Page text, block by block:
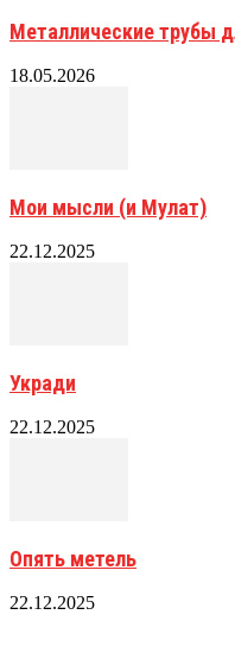
Металлические трубы
18.05.2026
Мои мысли (и Мулат)
22.12.2025
Укради
22.12.2025
Опять метель
22.12.2025